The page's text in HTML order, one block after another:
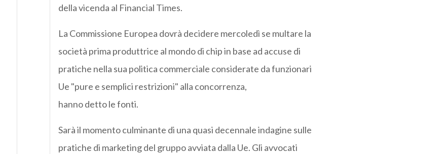
della vicenda al Financial Times.
La Commissione Europea dovrà decidere mercoledì se multare la
società prima produttrice al mondo di chip in base ad accuse di
pratiche nella sua politica commerciale considerate da funzionari
Ue "pure e semplici restrizioni" alla concorrenza,
hanno detto le fonti.
Sarà il momento culminante di una quasi decennale indagine sulle
pratiche di marketing del gruppo avviata dalla Ue. Gli avvocati